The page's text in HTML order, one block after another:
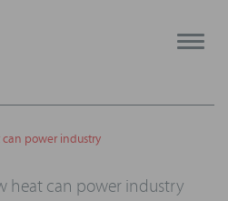
Toggle
power industry
heat can power industry